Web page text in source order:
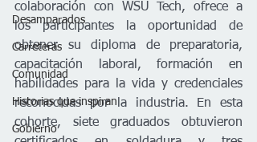
Desamparados
Carreteras
Comunidad
Historias que inspiran
Gobierno
colaboración con WSU Tech, ofrece a
los participantes la oportunidad de
obtener su diploma de preparatoria,
capacitación laboral, formación en
habilidades para la vida y credenciales
reconocidas por la industria. En esta
cohorte, siete graduados obtuvieron